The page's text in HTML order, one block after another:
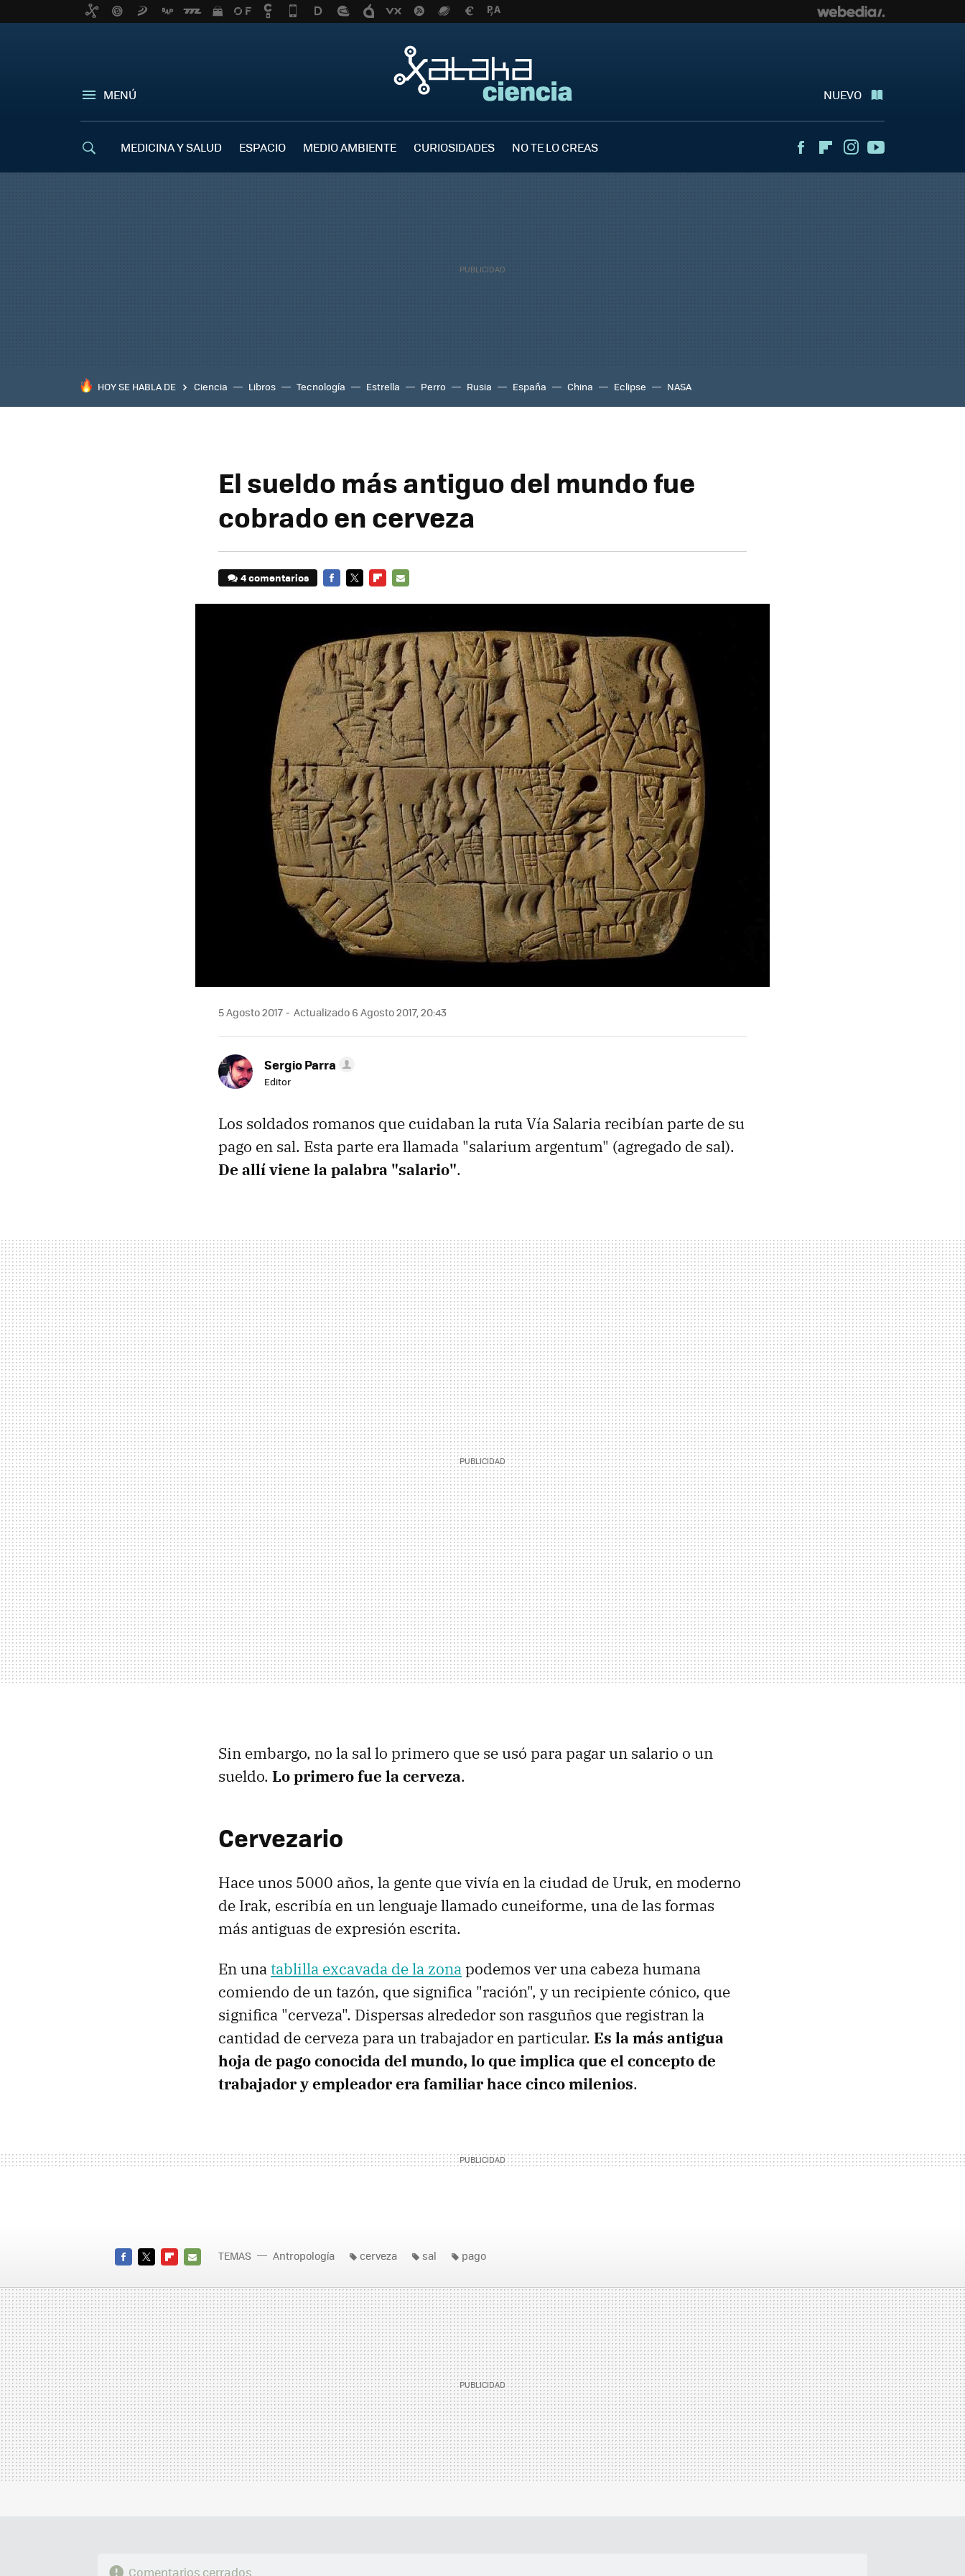
MENÚ NUEVO
MEDICINA Y SALUD ESPACIO MEDIO AMBIENTE CURIOSIDADES NO TE LO CREAS FacebookFlipboardInstagram
HOY SE HABLA DE Ciencia Libros Tecnología Estrella Perro Rusia España China Eclipse NASA
El sueldo más antiguo del mundo fue
cobrado en cerveza
4 comentarios
5 Agosto 2017 Actualizado 6 Agosto 2017, 20:43
Sergio Parra
Editor
Los soldados romanos que cuidaban la ruta Vía Salaria recibían parte de su
pago en sal. Esta parte era llamada "salarium argentum" (agregado de sal).
De allí viene la palabra "salario".
Sin embargo, no la sal lo primero que se usó para pagar un salario o un
sueldo. Lo primero fue la cerveza.
Cervezario
Hace unos 5000 años, la gente que vivía en la ciudad de Uruk, en moderno
de Irak, escribía en un lenguaje llamado cuneiforme, una de las formas
más antiguas de expresión escrita.
En unatablilla excavada de la zonapodemos ver una cabeza humana
comiendo de un tazón, que significa "ración", y un recipiente cónico, que
significa "cerveza". Dispersas alrededor son rasguños que registran la
cantidad de cerveza para un trabajador en particular. Es la más antigua
hoja de pago conocida del mundo, lo que implica que el concepto de
trabajador y empleador era familiar hace cinco milenios.
MAIL
TEMAS Antropología cerveza sal pago
Comentarios cerrados